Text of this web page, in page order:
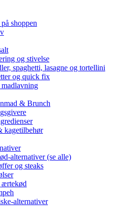
shoppen
og stivelse
spaghetti, lasagne og tortellini
og quick fix
& Brunch
kagetilbehør
alternativer (se alle)
og steaks
ærtekød
alternativer